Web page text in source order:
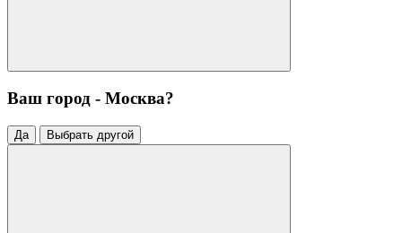
Ваш город - Москва?
Да Выбрать другой